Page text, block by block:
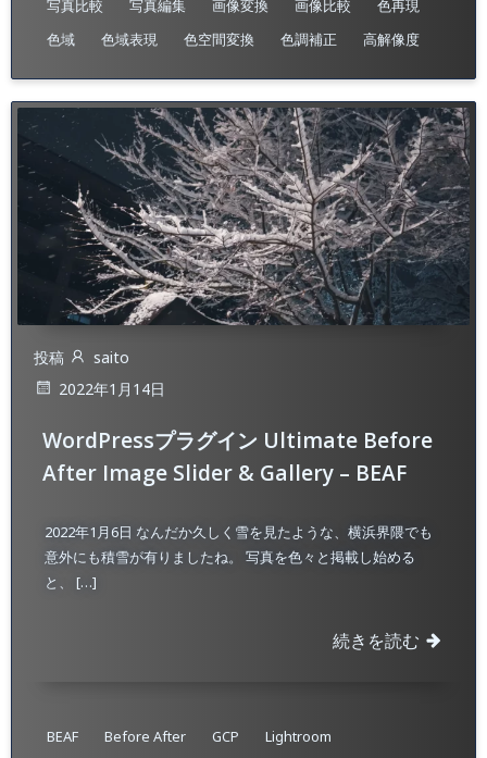
写真比較
写真編集 画像変換 画像比較
色再現
色域
色域表現 色空間変換 色調補正 高解像度
投稿
saito
2022年1月14日
WordPressプラグイン Ultimate Before
After Image Slider & Gallery – BEAF
2022年1月6日 なんだか久しく雪を見たような、横浜界隈でも
意外にも積雪が有りましたね。 写真を色々と掲載し始める
と、 […]
続きを読む
BEAF Before After GCP
Lightroom